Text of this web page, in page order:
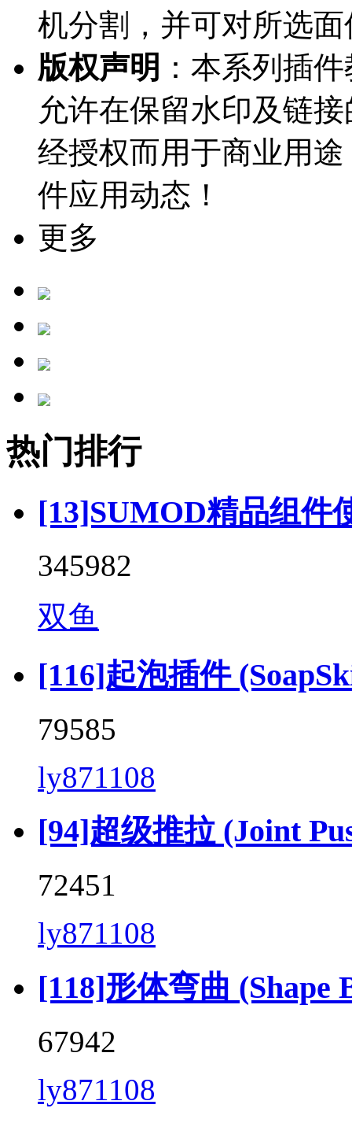
机分割，并可对所选
版权声明 ：本系列插
允许在保留水印及链
经授权而用于商业用
件应用动态！
更多
热门排行
[13]SUMOD精品组件
345982
双鱼
[116]起泡插件
79585
ly871108
[94]超级推拉 (Joint
72451
ly871108
[118]形体弯曲 (Shape
67942
ly871108